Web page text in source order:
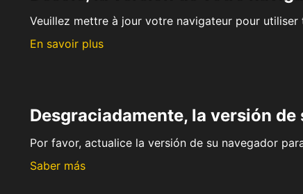
Veuillez mettre à jour votre navigateur pour
En savoir plus
Desgraciadamente, la versión
Por favor, actualice la versión de su navegador
Saber más